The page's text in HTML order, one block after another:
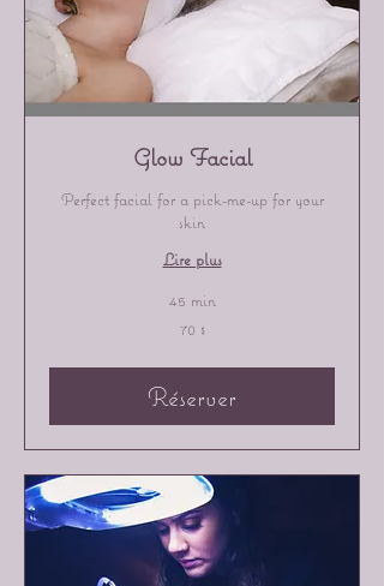
Glow Facial
Perfect facial for a pick-me-up for your
skin
Lire plus
45 min
70 $
Réserver